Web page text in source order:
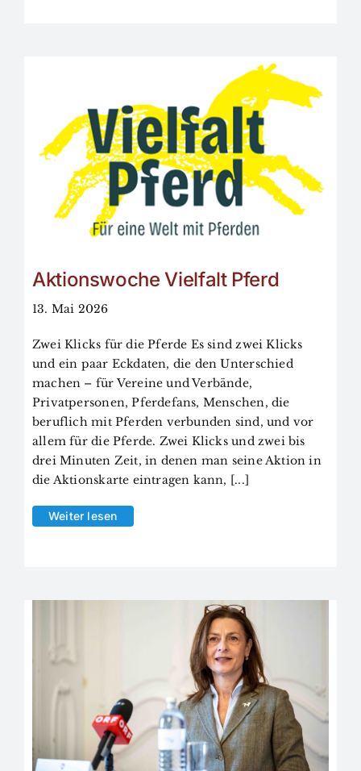
Aktionswoche Vielfalt Pferd
13. Mai 2026
Zwei Klicks für die Pferde Es sind zwei Klicks
und ein paar Eckdaten, die den Unterschied
machen – für Vereine und Verbände,
Privatpersonen, Pferdefans, Menschen, die
beruflich mit Pferden verbunden sind, und vor
allem für die Pferde. Zwei Klicks und zwei bis
drei Minuten Zeit, in denen man seine Aktion in
die Aktionskarte eintragen kann, [...]
Weiter lesen